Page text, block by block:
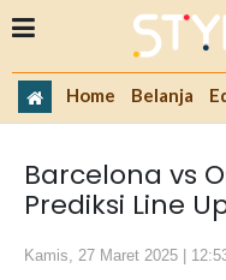
Home Belanja
Barcelona vs
Prediksi Line
Kamis, 27 Maret 2025 |